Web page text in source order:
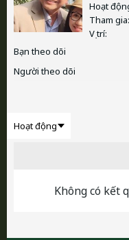
Hoạt
Tham
Vị trí:
Bạn theo dõi
Người theo dõi
Không có kết